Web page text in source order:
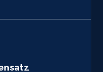
Dataset holen